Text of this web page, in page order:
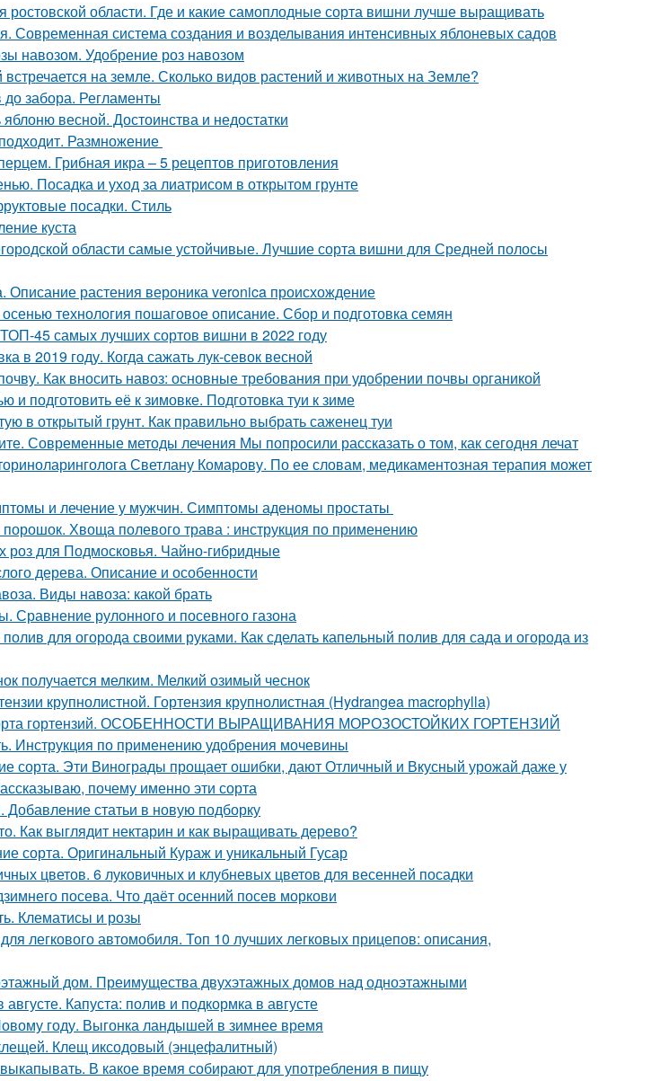
области. Где и какие самоплодные сорта вишни лучше выращивать
Современная система создания и возделывания интенсивных яблоневых садов
навозом. Удобрение роз навозом
на земле. Сколько видов растений и животных на Земле?
до забора. Регламенты
весной. Достоинства и недостатки
Размножение
Грибная икра – 5 рецептов приготовления
Посадка и уход за лиатрисом в открытом грунте
посадки. Стиль
куста
области самые устойчивые. Лучшие сорта вишни для Средней полосы
Описание растения вероника veronica происхождение
технология пошаговое описание. Сбор и подготовка семян
45 самых лучших сортов вишни в 2022 году
в 2019 году. Когда сажать лук-севок весной
Как вносить навоз: основные требования при удобрении почвы органикой
и подготовить её к зимовке. Подготовка туи к зиме
в открытый грунт. Как правильно выбрать саженец туи
Современные методы лечения Мы попросили рассказать о том, как сегодня лечат
Светлану Комарову. По ее словам, медикаментозная терапия может
и лечение у мужчин. Симптомы аденомы простаты
Хвоща полевого трава : инструкция по применению
роз для Подмосковья. Чайно-гибридные
дерева. Описание и особенности
Виды навоза: какой брать
Сравнение рулонного и посевного газона
для огорода своими руками. Как сделать капельный полив для сада и огорода из
получается мелким. Мелкий озимый чеснок
крупнолистной. Гортензия крупнолистная (Hydrangea macrophylla)
гортензий. ОСОБЕННОСТИ ВЫРАЩИВАНИЯ МОРОЗОСТОЙКИХ ГОРТЕНЗИЙ
Инструкция по применению удобрения мочевины
сорта. Эти Винограды прощает ошибки, дают Отличный и Вкусный урожай даже у
почему именно эти сорта
статьи в новую подборку
Как выглядит нектарин и как выращивать дерево?
сорта. Оригинальный Кураж и уникальный Гусар
цветов. 6 луковичных и клубневых цветов для весенней посадки
посева. Что даёт осенний посев моркови
Клематисы и розы
легкового автомобиля. Топ 10 лучших легковых прицепов: описания,
дом. Преимущества двухэтажных домов над одноэтажными
августе. Капуста: полив и подкормка в августе
году. Выгонка ландышей в зимнее время
Клещ иксодовый (энцефалитный)
В какое время собирают для употребления в пищу